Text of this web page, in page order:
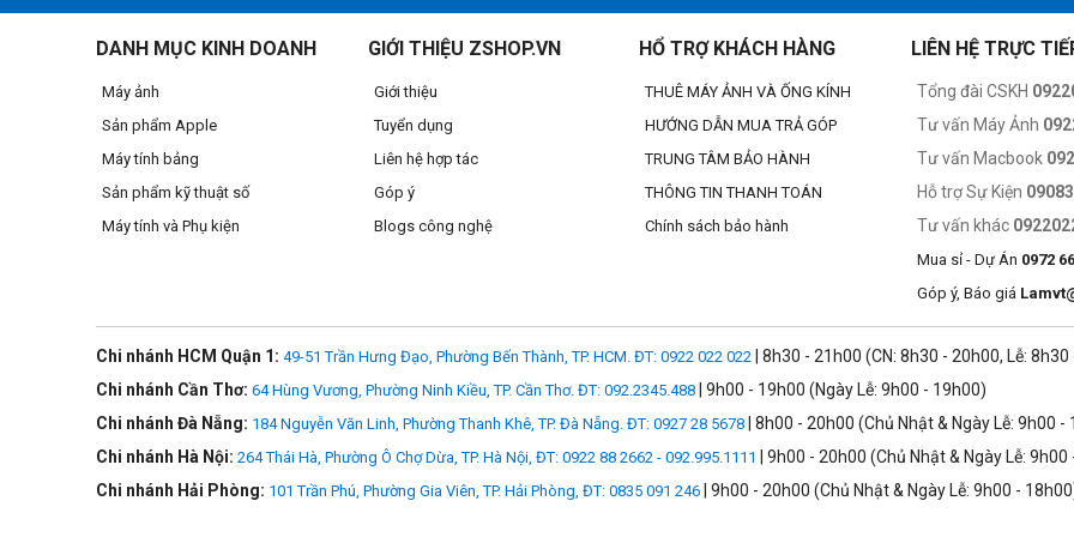
>>> Xem thêmThẻ nhớ SD
Ghi lại hoàn hảo những cuộc phiêu lưu của bạn ở độ phân giải đến 4K UHD
Cuộc phiêu lưu đang ở ngoài kia — đảm bảo rằng bạn đã sẵn sàng để ghi lại tất cả bằng cách tận dụng sức mạnh và hiệu suất
ngắm và chụp, máy ảnh DSLR tầm trung hay máy quay phim HD, bạn sẽ được trang bị một thẻ nhớ cung cấp các tính năng
video Full HD 1080p và 4K UHD tuyệt đẹp.
Tiết kiệm thời gian với quy trình làm việc được tăng tốc đáng kể
Hiệu suất tốc độ cao của thẻ nhớ SDHC/SDXC Lexar 800x Pro UHS-I tăng tốc đáng kể quy trình làm việc của bạn từ đầu đến cuối,
Được thiết kế để đảm bảo độ bền - chống nước, nhiệt độ, sốc, rung và chống tia X
Những thẻ này cung cấp hiệu suất và độ bền mà bạn cần để thu thập và lưu trữ dữ liệu có giá trị ở nhiều thành phần khác nhau.
cao của Lexar được kiểm tra nghiêm ngặt và được thiết kế để chống nước, nhiệt độ, sốc, rung và tia X.
Đã được kiểm tra nghiêm ngặt
DANH MỤC KINH DOANH
Máy ảnh
Sản phẩm Apple
Máy tính bảng
Sản phẩm kỹ thuật số
Máy tính và Phụ kiện
GIỚI THIỆU ZSHOP.VN
Giới thiệu
Tuyển dụng
Liên hệ hợp tác
Góp ý
Blogs công nghệ
HỔ TRỢ KHÁCH HÀNG
THUÊ MÁY ẢNH VÀ ỐNG KÍNH
HƯỚNG DẪN MUA TRẢ GÓP
TRUNG TÂM BẢO HÀNH
THÔNG TIN THANH TOÁN
Chính sách bảo hành
LIÊN HỆ TRỰC
Tổng đài CSKH
Tư vấn Máy Ảnh
Tư vấn Macbook
Hỗ trợ Sự Kiện
Tư vấn khác
Mua sỉ - Dự Án 0972
Góp ý, Báo giá
Chi nhánh HCM Quận 1: 49-51 Trần Hưng Đạo, Phường Bến Thành, TP. HCM. ĐT: 0922 022 022 | 8h30 - 21h00 (CN: 8h30 - 20h00, Lễ:
Chi nhánh Cần Thơ: 64 Hùng Vương, Phường Ninh Kiều, TP. Cần Thơ. ĐT: 092.2345.488 | 9h00 - 19h00 (Ngày Lễ: 9h00 - 19h00)
Chi nhánh Đà Nẵng: 184 Nguyễn Văn Linh, Phường Thanh Khê, TP. Đà Nẵng. ĐT: 0927 28 5678 | 8h00 - 20h00 (Chủ Nhật & Ngày Lễ: 9h00 -
Chi nhánh Hà Nội: 264 Thái Hà, Phường Ô Chợ Dừa, TP. Hà Nội, ĐT: 0922 88 2662 - 092.995.1111
| 9h00 - 20h00 (Chủ Nhật & Ngày Lễ:
Chi nhánh Hải Phòng: 101 Trần Phú, Phường Gia Viên, TP. Hải Phòng, ĐT: 0835 091 246 | 9h00 - 20h00 (Chủ Nhật & Ngày Lễ: 9h00 -